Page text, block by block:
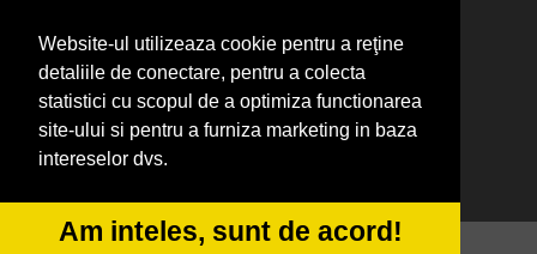
Website-ul utilizeaza cookie pentru a reţine
detaliile de conectare, pentru a colecta
statistici cu scopul de a optimiza functionarea
site-ului si pentru a furniza marketing in baza
intereselor dvs.
Am inteles, sunt de acord!
Medic-Bun.com
SalonFrizerieCanina.com
DresajCaine.ro
NonStopDeschis.ro